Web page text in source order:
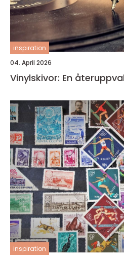
inspiration
04. April 2026
Vinylskivor: En
inspiration